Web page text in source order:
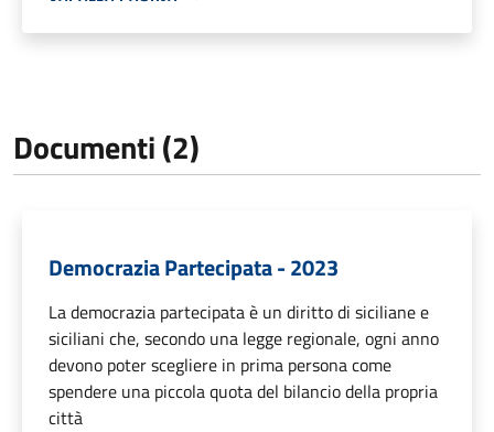
Documenti (2)
Democrazia Partecipata - 2023
La democrazia partecipata è un diritto di siciliane e
siciliani che, secondo una legge regionale, ogni anno
devono poter scegliere in prima persona come
spendere una piccola quota del bilancio della propria
città